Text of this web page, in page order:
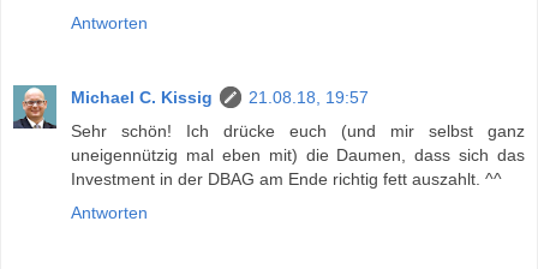
Antworten
Michael C. Kissig
21.08.18, 19:57
Sehr schön! Ich drücke euch (und mir selbst ganz
uneigennützig mal eben mit) die Daumen, dass sich das
Investment in der DBAG am Ende richtig fett auszahlt. ^^
Antworten